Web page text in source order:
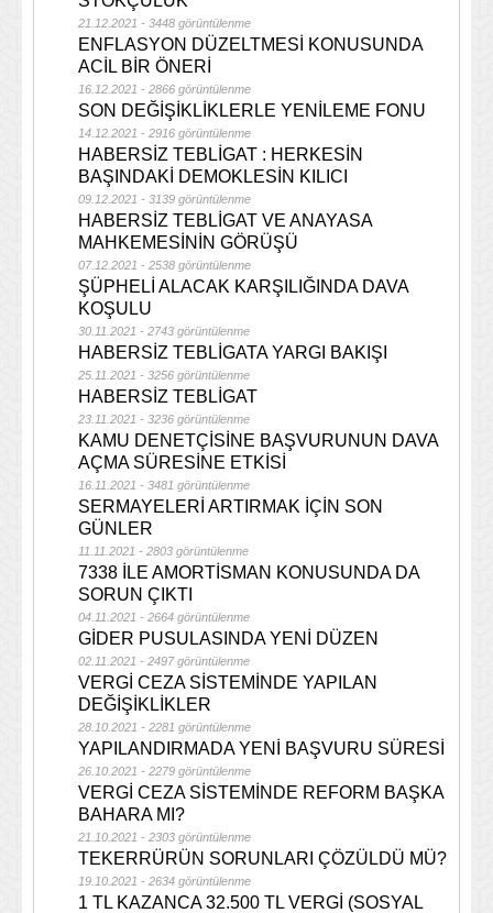
21.12.2021 - 3448 görüntülenme
ENFLASYON DÜZELTMESİ KONUSUNDA
ACİL BİR ÖNERİ
16.12.2021 - 2866 görüntülenme
SON DEĞİŞİKLİKLERLE YENİLEME FONU
14.12.2021 - 2916 görüntülenme
HABERSİZ TEBLİGAT : HERKESİN
BAŞINDAKİ DEMOKLESİN KILICI
09.12.2021 - 3139 görüntülenme
HABERSİZ TEBLİGAT VE ANAYASA
MAHKEMESİNİN GÖRÜŞÜ
07.12.2021 - 2538 görüntülenme
ŞÜPHELİ ALACAK KARŞILIĞINDA DAVA
KOŞULU
30.11.2021 - 2743 görüntülenme
HABERSİZ TEBLİGATA YARGI BAKIŞI
25.11.2021 - 3256 görüntülenme
HABERSİZ TEBLİGAT
23.11.2021 - 3236 görüntülenme
KAMU DENETÇİSİNE BAŞVURUNUN DAVA
AÇMA SÜRESİNE ETKİSİ
16.11.2021 - 3481 görüntülenme
SERMAYELERİ ARTIRMAK İÇİN SON
GÜNLER
11.11.2021 - 2803 görüntülenme
7338 İLE AMORTİSMAN KONUSUNDA DA
SORUN ÇIKTI
04.11.2021 - 2664 görüntülenme
GİDER PUSULASINDA YENİ DÜZEN
02.11.2021 - 2497 görüntülenme
VERGİ CEZA SİSTEMİNDE YAPILAN
DEĞİŞİKLİKLER
28.10.2021 - 2281 görüntülenme
YAPILANDIRMADA YENİ BAŞVURU SÜRESİ
26.10.2021 - 2279 görüntülenme
VERGİ CEZA SİSTEMİNDE REFORM BAŞKA
BAHARA MI?
21.10.2021 - 2303 görüntülenme
TEKERRÜRÜN SORUNLARI ÇÖZÜLDÜ MÜ?
19.10.2021 - 2634 görüntülenme
1 TL KAZANCA 32.500 TL VERGİ (SOSYAL